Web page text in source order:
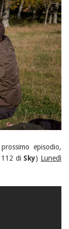
episodio,
112 di Sky) Lunedì